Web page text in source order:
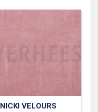
NICKI VELOURS